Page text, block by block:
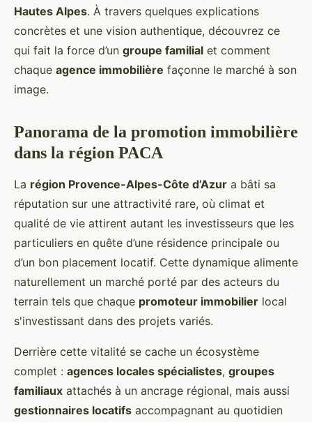
Hautes Alpes. À travers quelques explications
concrètes et une vision authentique, découvrez ce
qui fait la force d’un groupe familial et comment
chaque agence immobilière façonne le marché à son
image.
Panorama de la promotion immobilière
dans la région PACA
La région Provence-Alpes-Côte d’Azur a bâti sa
réputation sur une attractivité rare, où climat et
qualité de vie attirent autant les investisseurs que les
particuliers en quête d’une résidence principale ou
d’un bon placement locatif. Cette dynamique alimente
naturellement un marché porté par des acteurs du
terrain tels que chaque promoteur immobilier local
s'investissant dans des projets variés.
Derrière cette vitalité se cache un écosystème
complet : agences locales spécialistes, groupes
familiaux attachés à un ancrage régional, mais aussi
gestionnaires locatifs accompagnant au quotidien